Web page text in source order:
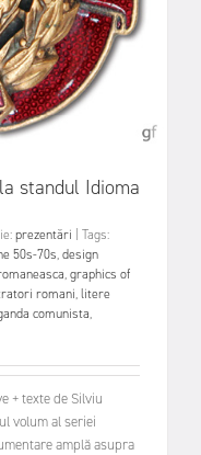
standul Idioma
prezentări
Tags:
50s-70s,design
,graphics of
romani,litere
comunista,
+ texte de Silviu
volum al seriei
amplă asupra